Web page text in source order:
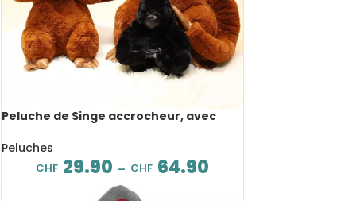
Peluche de Singe accrocheur, avec
Peluches
CHF 29.90 – CHF 64.90